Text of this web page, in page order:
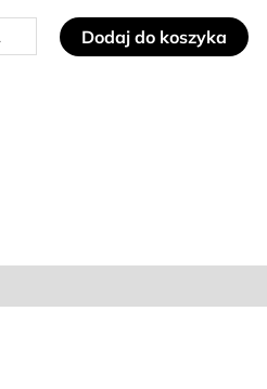
Dodaj do koszyka